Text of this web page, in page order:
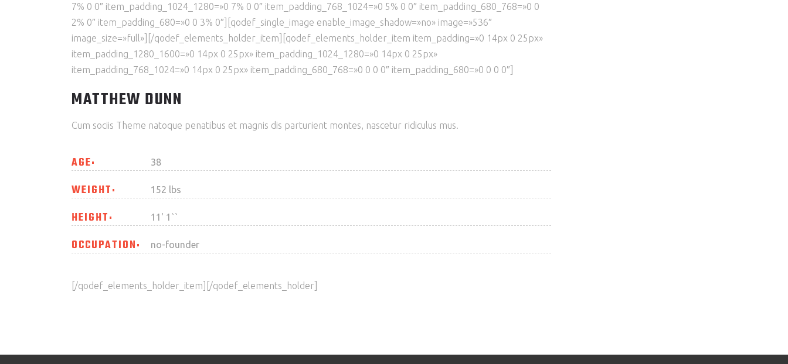
7% 0 0″ item_padding_1024_1280=»0 7% 0 0″ item_padding_768_1024=»0 5% 0 0″ item_padding_680_768=»0 0
2% 0″ item_padding_680=»0 0 3% 0″][qodef_single_image enable_image_shadow=»no» image=»536″
image_size=»full»][/qodef_elements_holder_item][qodef_elements_holder_item item_padding=»0 14px 0 25px»
item_padding_1280_1600=»0 14px 0 25px» item_padding_1024_1280=»0 14px 0 25px»
item_padding_768_1024=»0 14px 0 25px» item_padding_680_768=»0 0 0 0″ item_padding_680=»0 0 0 0″]
MATTHEW DUNN
Cum sociis Theme natoque penatibus et magnis dis parturient montes, nascetur ridiculus mus.
AGE 38
WEIGHT 152 lbs
HEIGHT 11' 1``
OCCUPATION no-founder
[/qodef_elements_holder_item][/qodef_elements_holder]